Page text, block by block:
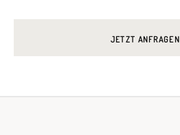
JETZT ANFRAGEN